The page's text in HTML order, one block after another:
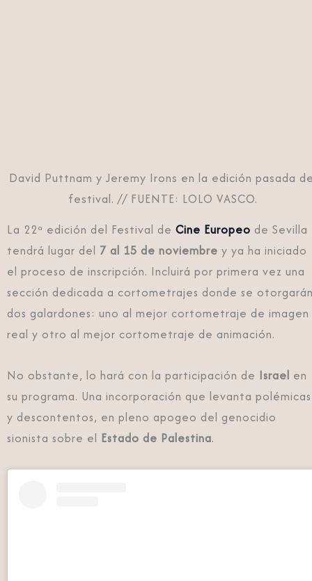
David Puttnam y Jeremy Irons en la edición pasada
festival. // FUENTE: LOLO VASCO.
La 22ª edición del Festival de Cine Europeo de Sevilla
tendrá lugar del 7 al 15 de noviembre y ya ha iniciado
el proceso de inscripción. Incluirá por primera vez una
sección dedicada a cortometrajes donde se
dos galardones: uno al mejor cortometraje de imagen
real y otro al mejor cortometraje de animación.
No obstante, lo hará con la participación de Israel en
su programa. Una incorporación que levanta polémicas
y descontentos, en pleno apogeo del genocidio
sionista sobre el Estado de Palestina.